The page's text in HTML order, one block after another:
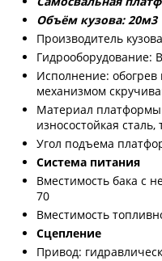
Объём кузова: 20м3
Производитель
Гидрооборудование:
Исполнение:
механизмом
Материал
износостойкая сталь,
Угол подъема
Система питания
Вместимость бака с
70
Вместимость
Сцепление
Привод: